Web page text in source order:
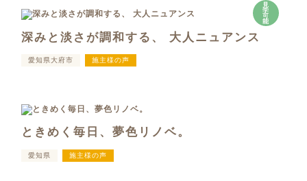
見
学
可
能
深みと淡さが調和する、 大人ニュアンス
愛知県大府市 施主様の声
ときめく毎日、夢色リノベ。
愛知県 施主様の声